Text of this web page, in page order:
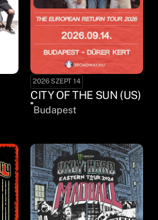
2026 SZEPT 14
CITY OF THE SUN (US)
Budapest